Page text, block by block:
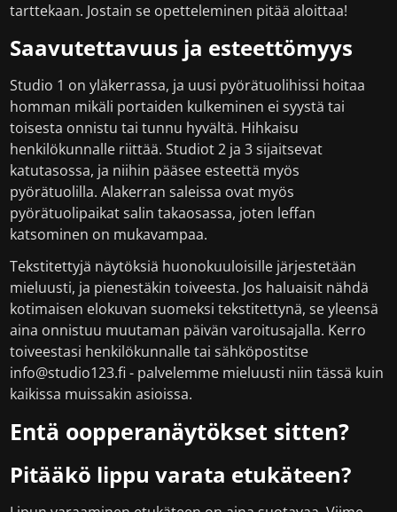
tarttekaan. Jostain se opetteleminen pitää aloittaa!
Saavutettavuus ja esteettömyys
Studio 1 on yläkerrassa, ja uusi pyörätuolihissi hoitaa
homman mikäli portaiden kulkeminen ei syystä tai
toisesta onnistu tai tunnu hyvältä. Hihkaisu
henkilökunnalle riittää. Studiot 2 ja 3 sijaitsevat
katutasossa, ja niihin pääsee esteettä myös
pyörätuolilla. Alakerran saleissa ovat myös
pyörätuolipaikat salin takaosassa, joten leffan
katsominen on mukavampaa.
Tekstitettyjä näytöksiä huonokuuloisille järjestetään
mieluusti, ja pienestäkin toiveesta. Jos haluaisit nähdä
kotimaisen elokuvan suomeksi tekstitettynä, se yleensä
aina onnistuu muutaman päivän varoitusajalla. Kerro
toiveestasi henkilökunnalle tai sähköpostitse
info@studio123.fi - palvelemme mieluusti niin tässä kuin
kaikissa muissakin asioissa.
Entä oopperanäytökset sitten?
Pitääkö lippu varata etukäteen?